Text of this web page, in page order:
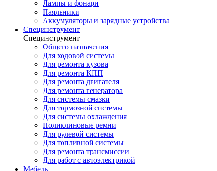
Лампы и фонари
Паяльники
Аккумуляторы и зарядные устройства
Специнструмент
Специнструмент
Общего назначения
Для ходовой системы
Для ремонта кузова
Для ремонта КПП
Для ремонта двигателя
Для ремонта генератора
Для системы смазки
Для тормозной системы
Для системы охлаждения
Поликлиновые ремни
Для рулевой системы
Для топливной системы
Для ремонта трансмиссии
Для работ с автоэлектрикой
Мебель